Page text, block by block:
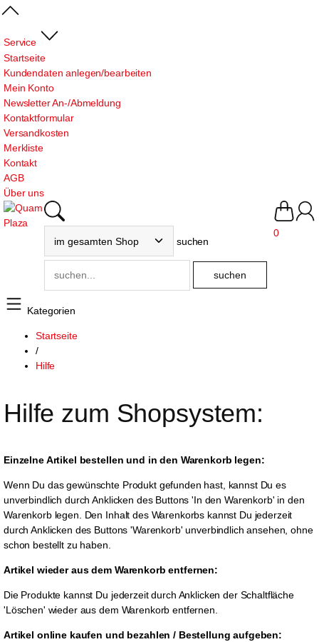
Service
Startseite
Kundendaten anlegen/bearbeiten
Mein Konto
Newsletter An-/Abmeldung
Kontaktformular
Versandkosten
Merkliste
Kontakt
AGB
Über uns
suchen
0
Kategorien
Startseite
/
Hilfe
Hilfe zum Shopsystem:
Einzelne Artikel bestellen und in den Warenkorb legen:
Wenn Du das gewünschte Produkt gefunden hast, kannst Du es
unverbindlich durch Anklicken des Buttons 'In den Warenkorb' in den
Warenkorb legen. Den Inhalt des Warenkorbs kannst Du jederzeit
durch Anklicken des Buttons 'Warenkorb' unverbindlich ansehen, ohne
schon bestellt zu haben.
Artikel wieder aus dem Warenkorb entfernen:
Die Produkte kannst Du jederzeit durch Anklicken der Schaltfläche
'Löschen' wieder aus dem Warenkorb entfernen.
Artikel online kaufen und bezahlen / Bestellung aufgeben: